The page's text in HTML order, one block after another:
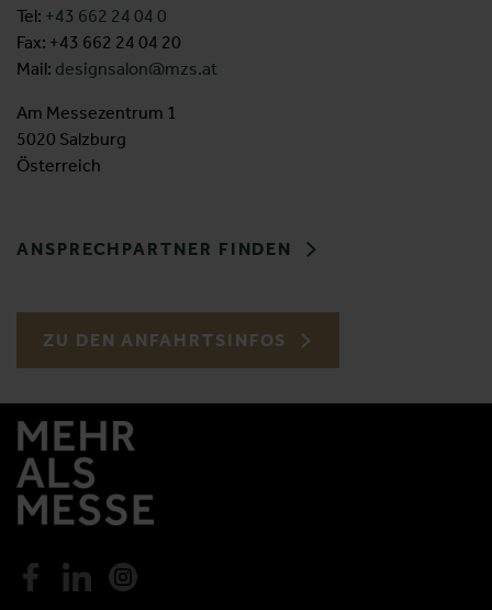
Tel: +43 662 24 04 0
Fax: +43 662 24 04 20
Mail: designsalon@mzs.at
Am Messezentrum 1
5020 Salzburg
Österreich
ANSPRECHPARTNER FINDEN
ZU DEN ANFAHRTSINFOS